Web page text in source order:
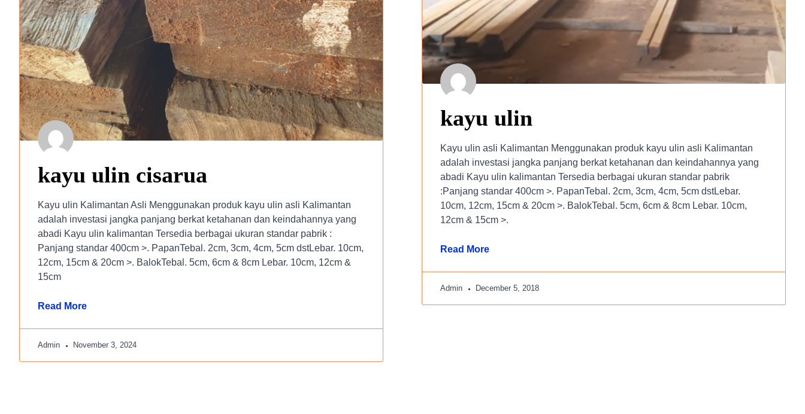
kayu ulin cisarua
Kayu ulin Kalimantan Asli Menggunakan produk kayu ulin asli Kalimantan
adalah investasi jangka panjang berkat ketahanan dan keindahannya yang
abadi Kayu ulin kalimantan Tersedia berbagai ukuran standar pabrik :
Panjang standar 400cm >. PapanTebal. 2cm, 3cm, 4cm, 5cm dstLebar. 10cm,
12cm, 15cm & 20cm >. BalokTebal. 5cm, 6cm & 8cm Lebar. 10cm, 12cm &
15cm
Read More
Admin November 3, 2024
kayu ulin
Kayu ulin asli Kalimantan Menggunakan produk kayu ulin asli Kalimantan
adalah investasi jangka panjang berkat ketahanan dan keindahannya yang
abadi Kayu ulin kalimantan Tersedia berbagai ukuran standar pabrik
:Panjang standar 400cm >. PapanTebal. 2cm, 3cm, 4cm, 5cm dstLebar.
10cm, 12cm, 15cm & 20cm >. BalokTebal. 5cm, 6cm & 8cm Lebar. 10cm,
12cm & 15cm >.
Read More
Admin December 5, 2018